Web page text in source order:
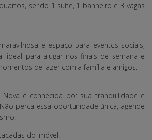
sendo 1 suíte, 1 banheiro e 3 vagas
e espaço para eventos sociais,
ideal para alugar nos finais de semana e
de lazer com a família e amigos.
Nova é conhecida por sua tranquilidade e
perca essa oportunidade única, agende
do imóvel: